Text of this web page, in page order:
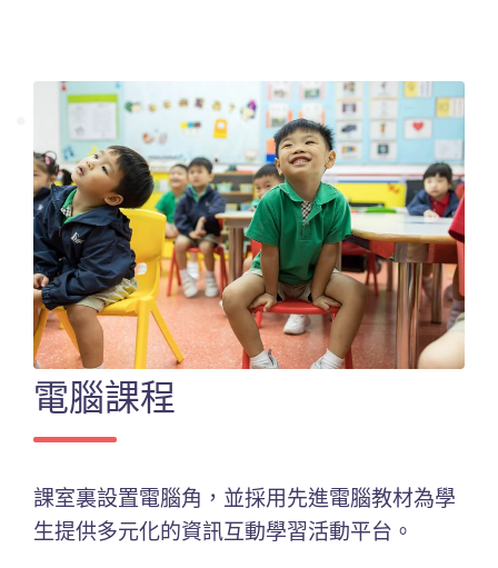
電腦課程
課室裏設置電腦角，並採用先進電腦教材為學
生提供多元化的資訊互動學習活動平台。